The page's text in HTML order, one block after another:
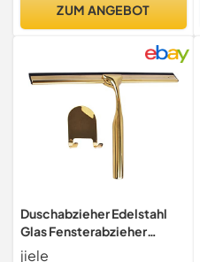
ZUM ANGEBOT
Duschabzieher Edelstahl
Glas Fensterabzieher
Antirutsch Klingengriff für
jiele